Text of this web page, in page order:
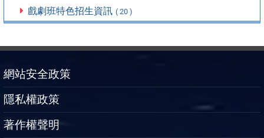
戲劇班特色招生資訊 ( 20 )
網站安全政策
隱私權政策
著作權聲明